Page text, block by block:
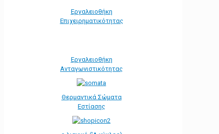
Εργαλειοθήκη
Eπιχειρηματικότητας
Εργαλειοθήκη
Ανταγωνιστικότητας
Θερμαντικά Σώματα
Εστίασης